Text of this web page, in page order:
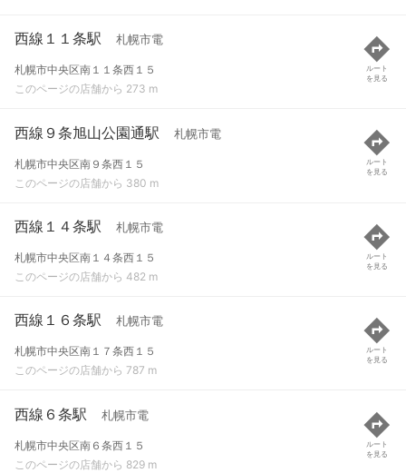
西線１１条駅 札幌市電
札幌市中央区南１１条西１５
このページの店舗から 273 m
ルート
を見る
西線９条旭山公園通駅 札幌市電
札幌市中央区南９条西１５
このページの店舗から 380 m
ルート
を見る
西線１４条駅 札幌市電
札幌市中央区南１４条西１５
このページの店舗から 482 m
ルート
を見る
西線１６条駅 札幌市電
札幌市中央区南１７条西１５
このページの店舗から 787 m
ルート
を見る
西線６条駅 札幌市電
札幌市中央区南６条西１５
このページの店舗から 829 m
ルート
を見る